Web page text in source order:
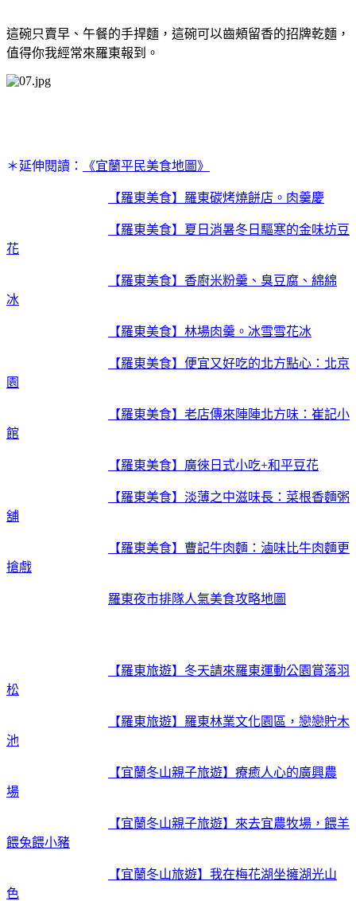
這碗只賣早、午餐的手捍麵，這碗可以齒頰留香的招牌乾麵，
值得你我經常來羅東報到。
＊延伸閱讀： 《宜蘭平民美食地圖》
【羅東美食】羅東碳烤燒餅店。肉羹慶
【羅東美食】夏日消暑冬日驅寒的金味坊豆
花
【羅東美食】香廚米粉羹、臭豆腐、綿綿
冰
【羅東美食】林場肉羹。冰雪雪花冰
【羅東美食】便宜又好吃的北方點心：北京
園
【羅東美食】老店傳來陣陣北方味：崔記小
館
【羅東美食】廣徠日式小吃+和平豆花
【羅東美食】淡薄之中滋味長：菜根香麵粥
舖
【羅東美食】曹記牛肉麵：滷味比牛肉麵更
搶戲
羅東夜市排隊人氣美食攻略地圖
【羅東旅遊】冬天請來羅東運動公園賞落羽
松
【羅東旅遊】羅東林業文化園區，戀戀貯木
池
【宜蘭冬山親子旅遊】療癒人心的廣興農
場
【宜蘭冬山親子旅遊】來去宜農牧場，餵羊
餵兔餵小豬
【宜蘭冬山旅遊】我在梅花湖坐擁湖光山
色